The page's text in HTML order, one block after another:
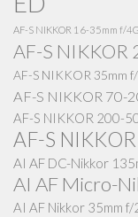
AF-S NIKKOR 16-35mm f/
AF-S NIKKOR
AF-S NIKKOR 35mm
AF-S NIKKOR 70-
AF-S NIKKOR 200-
AF-S
AI AF DC-Nikkor
AI AF Micro-
AI AF Nikkor 35mm f/